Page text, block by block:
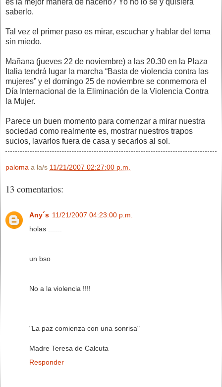
saberlo.
Tal vez el primer paso es mirar, escuchar y hablar del tema
sin miedo.
Mañana (jueves 22 de noviembre) a las 20.30 en la Plaza
Italia tendrá lugar la marcha “Basta de violencia contra las
mujeres” y el domingo 25 de noviembre se conmemora el
Día Internacional de la Eliminación de la Violencia Contra
la Mujer.
Parece un buen momento para comenzar a mirar nuestra
sociedad como realmente es, mostrar nuestros trapos
sucios, lavarlos fuera de casa y secarlos al sol.
paloma a la/s 11/21/2007 02:27:00 p.m.
13 comentarios:
Any´s 11/21/2007 04:23:00 p.m.
holas .......
un bso
No a la violencia !!!!
"La paz comienza con una sonrisa"
Madre Teresa de Calcuta
Responder